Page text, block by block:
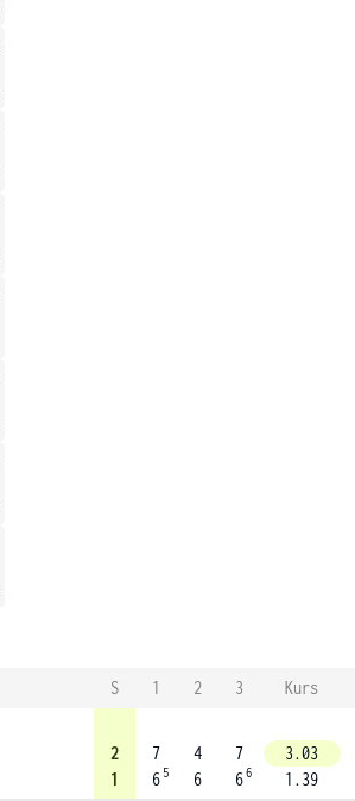
S 1 2 3
Kurs
2
1
7
6 5
4
6
7
66
3.03
1.39